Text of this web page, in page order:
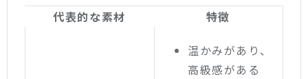
代表的な素材
特徴
温かみがあり、
高級感がある